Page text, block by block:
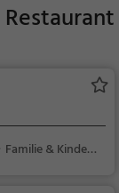
Restaurant
Familie & Kinder,